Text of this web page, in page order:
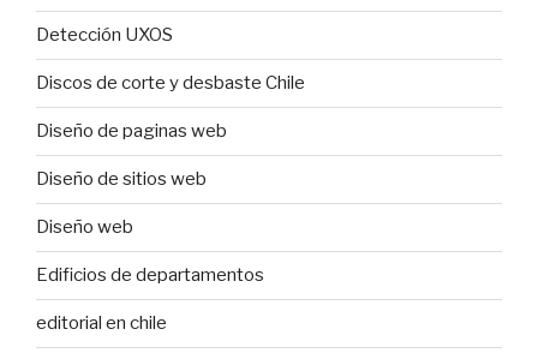
Detección UXOS
Discos de corte y desbaste Chile
Diseño de paginas web
Diseño de sitios web
Diseño web
Edificios de departamentos
editorial en chile